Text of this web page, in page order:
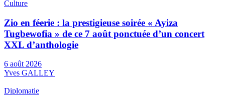
Culture
Zio en féerie : la prestigieuse soirée « Ayiza
Tugbewofia » de ce 7 août ponctuée d’un concert
XXL d’anthologie
6 août 2026
Yves GALLEY
Diplomatie